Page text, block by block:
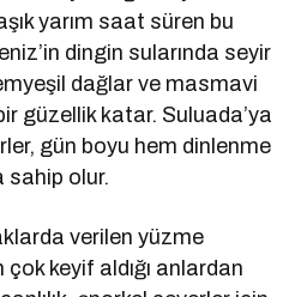
yarım saat süren bu
dingin sularında seyir
dağlar ve masmavi
güzellik katar. Suluada’ya
gün boyu hem dinlenme
sahip olur.
verilen yüzme
keyif aldığı anlardan